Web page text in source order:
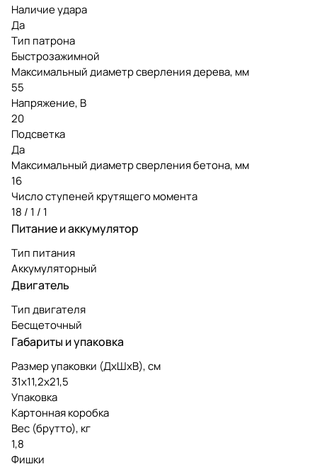
Наличие удара
Да
Тип патрона
Быстрозажимной
Максимальный диаметр сверления дерева, мм
55
Напряжение, В
20
Подсветка
Да
Максимальный диаметр сверления бетона, мм
16
Число ступеней крутящего момента
18 / 1 / 1
Питание и аккумулятор
Тип питания
Аккумуляторный
Двигатель
Тип двигателя
Бесщеточный
Габариты и упаковка
Размер упаковки (ДxШxВ), см
31x11,2x21,5
Упаковка
Картонная коробка
Вес (брутто), кг
1,8
Фишки